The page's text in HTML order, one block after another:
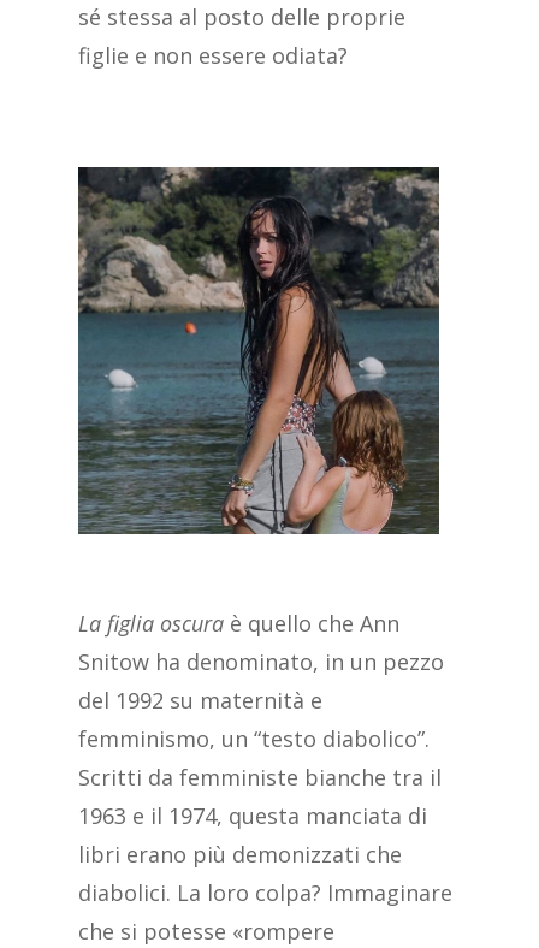
sé stessa al posto delle proprie
figlie e non essere odiata?
La figlia oscura è quello che Ann
Snitow ha denominato, in un pezzo
del 1992 su maternità e
femminismo, un “testo diabolico”.
Scritti da femministe bianche tra il
1963 e il 1974, questa manciata di
libri erano più demonizzati che
diabolici. La loro colpa? Immaginare
che si potesse «rompere